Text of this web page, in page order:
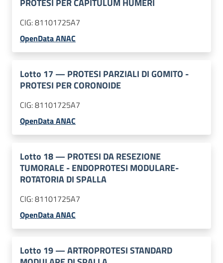
PROTESI PER CAPITULUM HUMERI
CIG:81101725A7
OpenData ANAC
Lotto 17 — PROTESI PARZIALI DI GOMITO -
PROTESI PER CORONOIDE
CIG:81101725A7
OpenData ANAC
Lotto 18— PROTESI DA RESEZIONE
TUMORALE - ENDOPROTESI MODULARE-
ROTATORIA DI SPALLA
CIG:81101725A7
OpenData ANAC
Lotto 19—ARTROPROTESI STANDARD